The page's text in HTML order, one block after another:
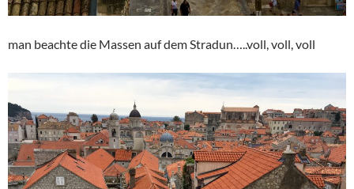
man beachte die Massen auf dem Stradun…..voll, voll, voll